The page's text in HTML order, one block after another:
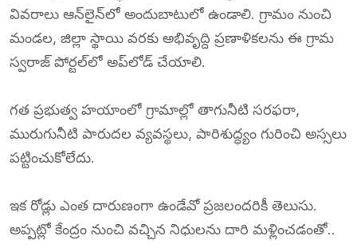
వివరాలు ఆన్‌లైన్‌లో అందుబాటులో ఉండాలి. గ్రామం నుంచి
మండల, జిల్లా స్థాయి వరకు అభివృద్ది ప్రణాళికలను ఈ గ్రామ
స్వరాజ్ పోర్టల్‌లో అప్‌లోడ్ చేయాలి.
గత ప్రభుత్వ హయాంలో గ్రామాల్లో తాగునీటి సరఫరా,
మురుగునీటి పారుదల వ్యవస్థలు, పారిశుద్ధ్యం గురించి అస్సలు
పట్టించుకోలేదు.
ఇక రోడ్లు ఎంత దారుణంగా ఉండేవో ప్రజలందరికీ తెలుసు.
అప్పట్లో కేంద్రం నుంచి వచ్చిన నిధులను దారి మళ్లించడంతో..